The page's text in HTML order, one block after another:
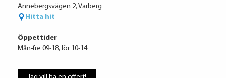
Annebergsvägen 2, Varberg
Hitta hit
Öppettider
Mån-fre 09-18, lör 10-14